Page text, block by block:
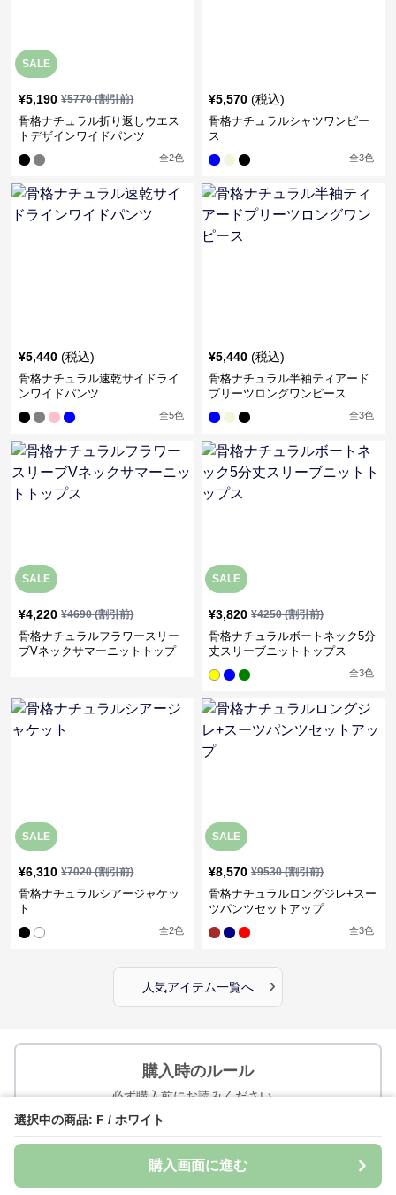
選択中の商品: F / ホワイト
購入画面に進む
SALE
¥5,190 ¥5770(割引前)
骨格ナチュラル折り返しウエス
トデザインワイドパンツ
全2色
¥5,570 (税込)
骨格ナチュラルシャツワンピー
ス
全3色
¥5,440 (税込)
骨格ナチュラル速乾サイドライ
ンワイドパンツ
全5色
¥5,440 (税込)
骨格ナチュラル半袖ティアード
プリーツロングワンピース
全3色
SALE
¥4,220 ¥4690(割引前)
骨格ナチュラルフラワースリー
ブVネックサマーニットトップ
SALE
¥3,820 ¥4250(割引前)
骨格ナチュラルボートネック5分
丈スリーブニットトップス
全3色
SALE
¥6,310 ¥7020(割引前)
骨格ナチュラルシアージャケッ
ト
全2色
SALE
¥8,570 ¥9530(割引前)
骨格ナチュラルロングジレ+スー
ツパンツセットアップ
全3色
人気アイテム一覧へ ›
購入時のルール
必ず購入前にお読みください。
ご注文確定から7~28日でお届け予定
送料は1注文あたり1000円かかります